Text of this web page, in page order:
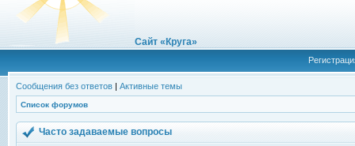
Сайт «Круга»
Сообщения без ответов | Активные темы
Список форумов
Часто задаваемые вопросы